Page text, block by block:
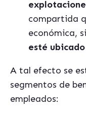
compartida
económica,
esté
A tal efecto se
segmentos de
empleados: